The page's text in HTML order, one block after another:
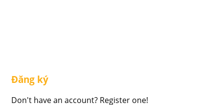
Đăng ký
Don't have an account? Register one!